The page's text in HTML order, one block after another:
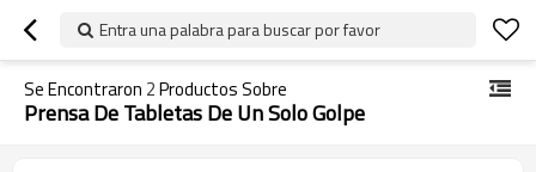
Entra una palabra para buscar por favor
Se Encontraron 2Productos Sobre
Prensa De Tabletas De Un Solo Golpe